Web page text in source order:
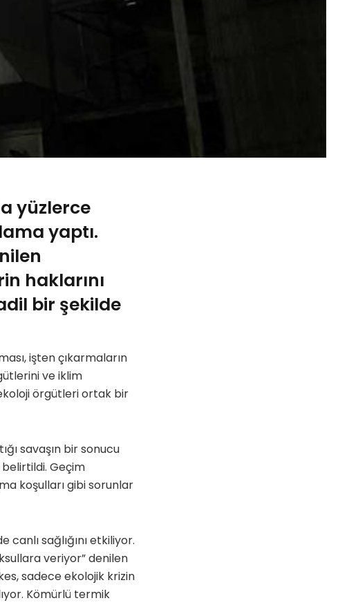
yüzlerce
yaptı.
haklarını
bir şekilde
işten çıkarmaların
ve iklim
örgütleri ortak bir
savaşın bir sonucu
belirtildi. Geçim
koşulları gibi sorunlar
sağlığını etkiliyor.
veriyor” denilen
sadece ekolojik krizin
Kömürlü termik